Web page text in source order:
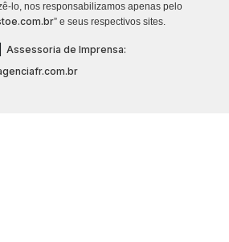
lo, nos responsabilizamos apenas pelo
” e seus respectivos sites.
Assessoria de Imprensa: